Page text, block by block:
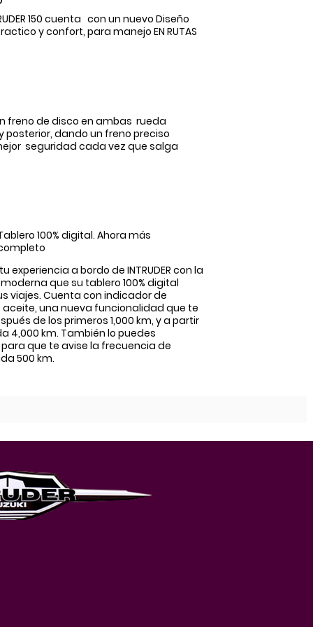
150 cuenta con un nuevo Diseño
yconfort, para manejo EN RUTAS
freno de disco en ambas rueda
posterior, dando un freno preciso
seguridad cada vez que salga
100% digital. Ahora más
experiencia a bordo de INTRUDER con la
que su tablero 100% digital
viajes. Cuenta con indicador de
una nueva funcionalidad que te
de los primeros 1,000 km, y a partir
4,000 km. También lo puedes
que te avise la frecuencia de
500 km.